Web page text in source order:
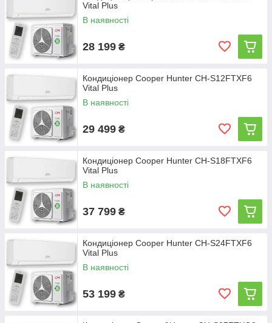
Vital Plus
В наявності
28 199 ₴
Кондиціонер Cooper Hunter CH-S12FTXF6
Vital Plus
В наявності
29 499 ₴
Кондиціонер Cooper Hunter CH-S18FTXF6
Vital Plus
В наявності
37 799 ₴
Кондиціонер Cooper Hunter CH-S24FTXF6
Vital Plus
В наявності
53 199 ₴